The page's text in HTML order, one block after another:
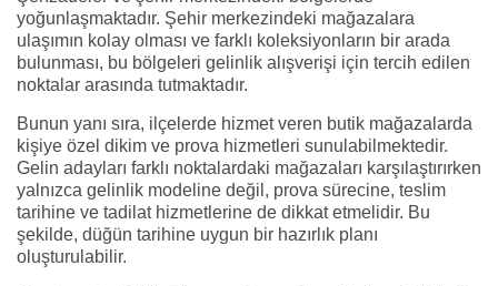
yoğunlaşmaktadır. Şehir merkezindeki mağazalara
ulaşımın kolay olması ve farklı koleksiyonların bir arada
bulunması, bu bölgeleri gelinlik alışverişi için tercih edilen
noktalar arasında tutmaktadır.
Bunun yanı sıra, ilçelerde hizmet veren butik mağazalarda
kişiye özel dikim ve prova hizmetleri sunulabilmektedir.
Gelin adayları farklı noktalardaki mağazaları karşılaştırırken
yalnızca gelinlik modeline değil, prova sürecine, teslim
tarihine ve tadilat hizmetlerine de dikkat etmelidir. Bu
şekilde, düğün tarihine uygun bir hazırlık planı
oluşturulabilir.